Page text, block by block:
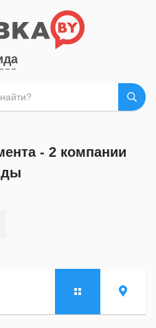
- 2 компании